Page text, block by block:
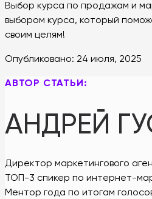
Выбор курса по продажам и
выбором курса, который
своим целям!
Опубликовано: 24 июля, 2025
АВТОР СТАТЬИ:
АНДРЕЙ
Директор маркетингового
ТОП-3 спикер по интернет-
Ментор года по итогам